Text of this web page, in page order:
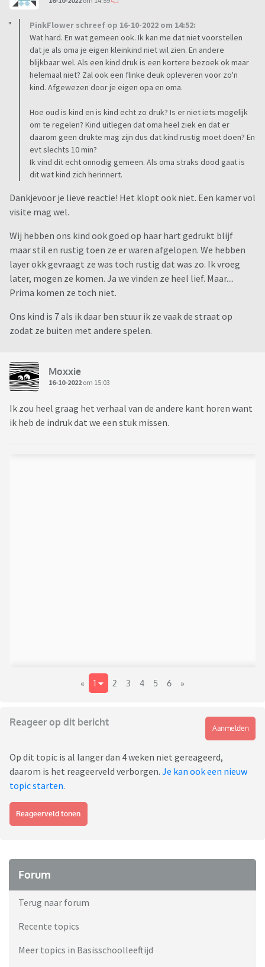
PinkFlower schreef op 16-10-2022 om 14:52:
Wat hard. En wat gemeen ook. Ik kan me dat niet voorstellen
dat je als oma je eigen kleinkind niet wil zien. En andere
blijkbaar wel. Als een kind druk is een kortere bezoek ok maar
helemaal niet? Zal ook een flinke deuk opleveren voor zo'n
kind. Afgewezen door je eigen opa en oma.
Hoe oud is kind en is kind echt zo druk? Is er niet iets mogelijk
om te regelen? Kind uitlegen dat oma heel ziek en dat er
daarom geen drukte mag zijn dus dat kind rustig moet doen? En
evt slechts 10 min?
Ik vind dit echt onnodig gemeen. Als oma straks dood gaat is
dit wat kind zich herinnert.
Dankjevoor je lieve reactie! Het klopt ook niet. Een kamer vol
visite mag wel.
Wij hebben ons kind ook goed op haar hart gedrukt blijf
maar stil en rustig toen ze er waren afgelopen. We hebben
layer okk gevraagt ze was toch rustig dat was zo. Ik vroeg
later, mogen ze komen. Ja we vinden ze heel lief. Maar....
Prima komen ze toch niet.
Ons kind is 7 als ik daar ben stuur ik ze vaak de straat op
zodat ze buiten met andere spelen.
Moxxie
16-10-2022 om 15:03
Ik zou heel graag het verhaal van de andere kant horen want
ik heb de indruk dat we een stuk missen.
« 1 2 3 4 5 6 »
Reageer op dit bericht
Aanmelden
Op dit topic is al langer dan 4 weken niet gereageerd,
daarom is het reageerveld verborgen. Je kan ook een nieuw
topic starten.
Reageerveld tonen
Forum
Terug naar forum
Recente topics
Meer topics in Basisschoolleeftijd